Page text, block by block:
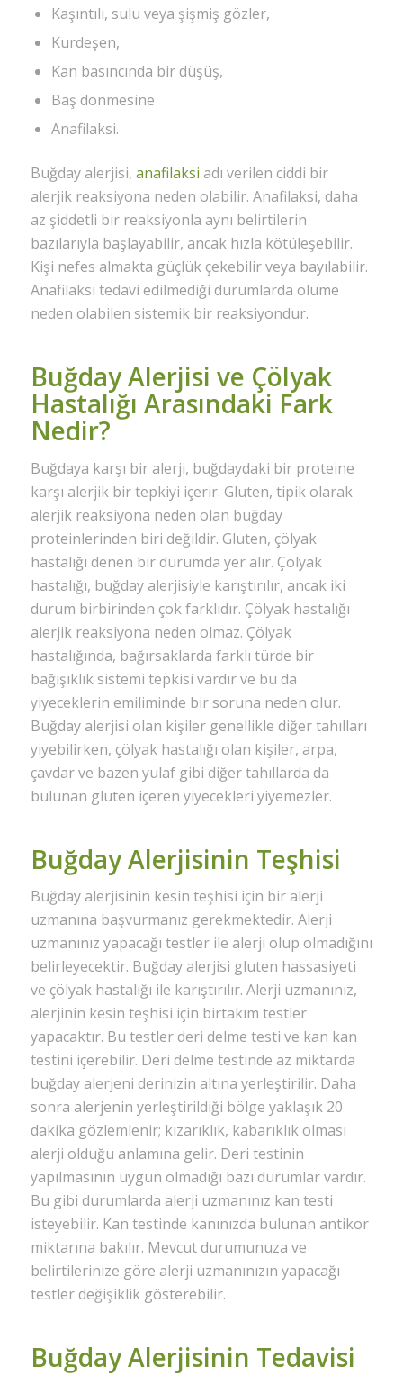
Kaşıntılı, sulu veya şişmiş gözler,
Kurdeşen,
Kan basıncında bir düşüş,
Baş dönmesine
Anafilaksi.
Buğday alerjisi, anafilaksi adı verilen ciddi bir
alerjik reaksiyona neden olabilir. Anafilaksi, daha
az şiddetli bir reaksiyonla aynı belirtilerin
bazılarıyla başlayabilir, ancak hızla kötüleşebilir.
Kişi nefes almakta güçlük çekebilir veya bayılabilir.
Anafilaksi tedavi edilmediği durumlarda ölüme
neden olabilen sistemik bir reaksiyondur.
Buğday Alerjisi ve Çölyak
Hastalığı Arasındaki Fark
Nedir?
Buğdaya karşı bir alerji, buğdaydaki bir proteine
karşı alerjik bir tepkiyi içerir. Gluten, tipik olarak
alerjik reaksiyona neden olan buğday
proteinlerinden biri değildir. Gluten, çölyak
hastalığı denen bir durumda yer alır. Çölyak
hastalığı, buğday alerjisiyle karıştırılır, ancak iki
durum birbirinden çok farklıdır. Çölyak hastalığı
alerjik reaksiyona neden olmaz. Çölyak
hastalığında, bağırsaklarda farklı türde bir
bağışıklık sistemi tepkisi vardır ve bu da
yiyeceklerin emiliminde bir soruna neden olur.
Buğday alerjisi olan kişiler genellikle diğer tahılları
yiyebilirken, çölyak hastalığı olan kişiler, arpa,
çavdar ve bazen yulaf gibi diğer tahıllarda da
bulunan gluten içeren yiyecekleri yiyemezler.
Buğday Alerjisinin Teşhisi
Buğday alerjisinin kesin teşhisi için bir alerji
uzmanına başvurmanız gerekmektedir. Alerji
uzmanınız yapacağı testler ile alerji olup olmadığını
belirleyecektir. Buğday alerjisi gluten hassasiyeti
ve çölyak hastalığı ile karıştırılır. Alerji uzmanınız,
alerjinin kesin teşhisi için birtakım testler
yapacaktır. Bu testler deri delme testi ve kan kan
testini içerebilir. Deri delme testinde az miktarda
buğday alerjeni derinizin altına yerleştirilir. Daha
sonra alerjenin yerleştirildiği bölge yaklaşık 20
dakika gözlemlenir; kızarıklık, kabarıklık olması
alerji olduğu anlamına gelir. Deri testinin
yapılmasının uygun olmadığı bazı durumlar vardır.
Bu gibi durumlarda alerji uzmanınız kan testi
isteyebilir. Kan testinde kanınızda bulunan antikor
miktarına bakılır. Mevcut durumunuza ve
belirtilerinize göre alerji uzmanınızın yapacağı
testler değişiklik gösterebilir.
Buğday Alerjisinin Tedavisi